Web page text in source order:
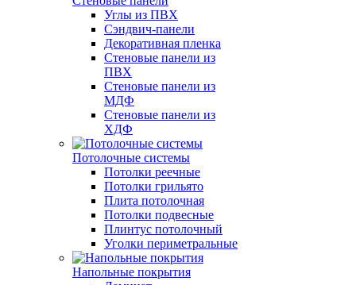
Углы из ПВХ
Сэндвич-панели
Декоративная пленка
Стеновые панели из
ПВХ
Стеновые панели из
МДФ
Стеновые панели из
ХДФ
Потолочные системы
Потолки реечные
Потолки грильято
Плита потолочная
Потолки подвесные
Плинтус потолочный
Уголки периметральные
Напольные покрытия